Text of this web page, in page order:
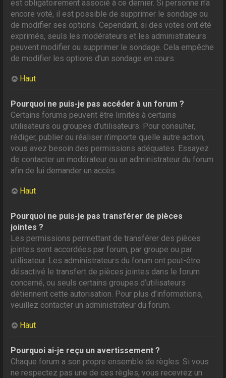
est obligatoirement associé à ce dernier. Si personne n’a
encore voté, il est possible de supprimer le sondage ou
de modifier ses options. Cependant, si des votes ont été
exprimés, seuls les modérateurs et les administrateurs
peuvent modifier ou supprimer le sondage. Cela empêche
de modifier les options d’un sondage en cours.
Haut
Pourquoi ne puis-je pas accéder à un forum ?
Certains forums peuvent être limités à certains
utilisateurs ou groupes d’utilisateurs. Pour consulter,
rédiger, publier ou réaliser n’importe quelle autre action,
vous avez besoin des permissions adéquates. Essayez
de contacter un modérateur ou un administrateur du forum
afin de lui demander un accès.
Haut
Pourquoi ne puis-je pas transférer de pièces
jointes ?
Les permissions permettant de transférer des pièces
jointes sont accordées par forum, par groupe ou par
utilisateur. Les administrateurs du forum ont peut-être
désactivé le transfert de pièces jointes dans le forum
concerné, ou seuls certains groupes d’utilisateurs
détiennent cette autorisation. Pour plus d’informations,
veuillez contacter un administrateur du forum.
Haut
Pourquoi ai-je reçu un avertissement ?
Chaque forum a son propre ensemble de règles. Si vous
ne respectez pas une de ces règles, vous recevrez un